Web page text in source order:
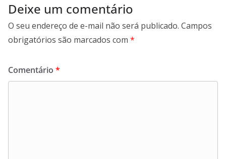
Deixe um comentário
O seu endereço de e-mail não será publicado. Campos
obrigatórios são marcados com *
Comentário *